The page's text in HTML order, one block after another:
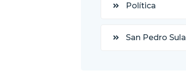
Política
San Pedro Sula